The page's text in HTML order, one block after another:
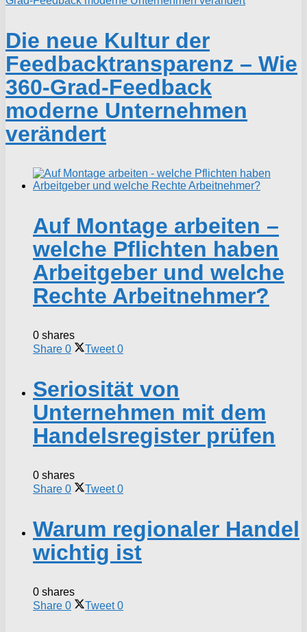
Die neue Kultur der
Feedbacktransparenz – Wie
360-Grad-Feedback
moderne Unternehmen
verändert
Auf Montage arbeiten –
welche Pflichten haben
Arbeitgeber und welche
Rechte Arbeitnehmer?
0 shares
Share 0 Tweet 0
Seriosität von
Unternehmen mit dem
Handelsregister prüfen
0 shares
Share 0 Tweet 0
Warum regionaler Handel
wichtig ist
0 shares
Share 0 Tweet 0